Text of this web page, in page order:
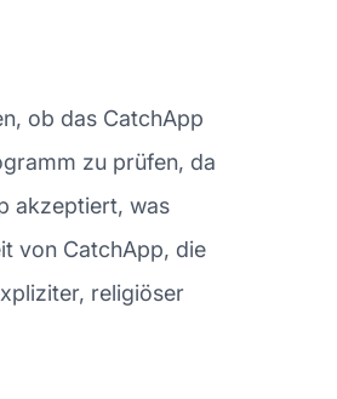
ob das CatchApp
zu prüfen, da
akzeptiert, was
von CatchApp, die
religiöser